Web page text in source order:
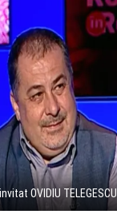
OVIDIU TELEGESCU